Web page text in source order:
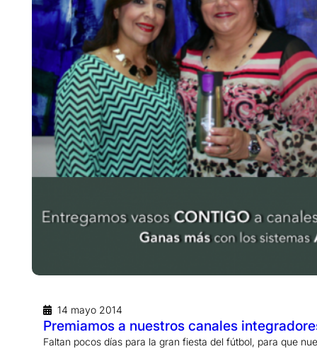
14 mayo 2014
Premiamos a nuestros canales
Faltan pocos días para la gran fiesta del fútbol, para que